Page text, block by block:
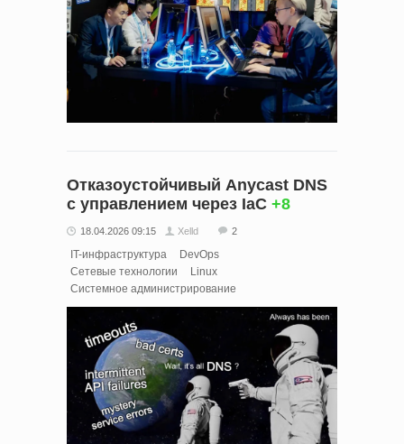
Отказоустойчивый Anycast DNS
с управлением через IaC +8
18.04.2026 09:15 Xelld 2
IT-инфраструктура
DevOps
Сетевые технологии
Linux
Системное администрирование